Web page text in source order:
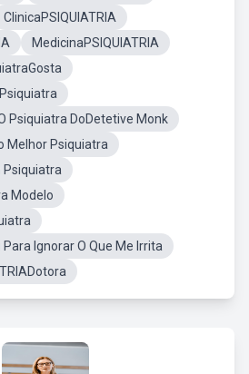
ClinicaPSIQUIATRIA
MedicinaPSIQUIATRIA
Psiquiatra DoDetetive Monk
Melhor Psiquiatra
Psiquiatra
Modelo
Ignorar O Que Me Irrita